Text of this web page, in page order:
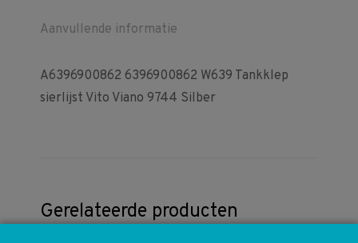
Aanvullende informatie
A6396900862 6396900862 W639 Tankklep
sierlijst Vito Viano 9744 Silber
Gerelateerde producten